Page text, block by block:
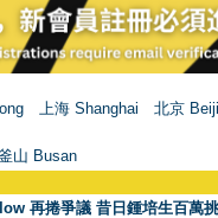
上海 Shanghai
北京
山 Busan
再捲爭議 昔日鍾培生百萬